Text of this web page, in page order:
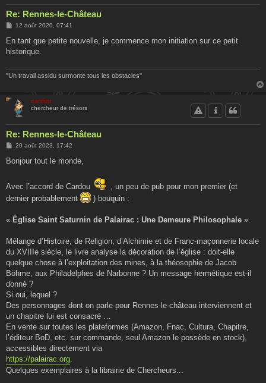
Re: Rennes-le-Château
M
s
a
12 août 2020, 07:41
En tant que petite nouvelle, je commence mon initiation sur ce petit
historique.
"Un travail assidu surmonte tous les obstacles"
cardou
chercheur de trésors
Re: Rennes-le-Château
M
s
e
20 août 2023, 17:42
Bonjour tout le monde,
Avec l’accord de Cardou
, un peu de pub pour mon premier (et
dernier probablement
) bouquin :
« Église Saint Saturnin de Palairac : Une Demeure Philosophale ».
Mélange d’Histoire, de Religion, d’Alchimie et de Franc-maçonnerie locale
du XVIIIe siècle, le livre analyse la décoration de l’église : doit-elle
quelque chose à l’exploitation des mines, à la théosophie de Jacob
Böhme, aux Philadelphes de Narbonne ? Un message hermétique est-il
donné ?
Si oui, lequel ?
Des personnages dont on parle pour Rennes-le-château interviennent et
un chapitre lui est consacré …
En vente sur toutes les plateformes (Amazon, Fnac, Cultura, Chapitre,
l’éditeur BoD, etc. sur commande, seul Amazon le possède en stock),
accessibles directement via
https://palairac.org.
Quelques exemplaires à la librairie de Chercheurs...